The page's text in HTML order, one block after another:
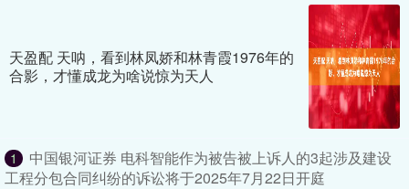
天盈配 天呐，看到林凤娇和林青霞1976年的
合影，才懂成龙为啥说惊为天人
1
中国银河证券 电科智能作为被告被上诉人的3起涉及建设
工程分包合同纠纷的诉讼将于2025年7月22日开庭